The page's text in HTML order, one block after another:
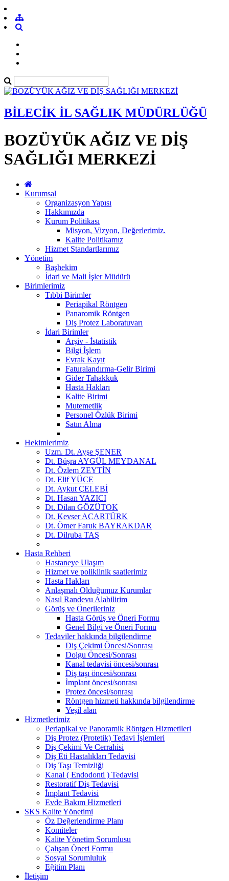
BİLECİK İL SAĞLIK MÜDÜRLÜĞÜ
BOZÜYÜK AĞIZ VE DİŞ
SAĞLIĞI MERKEZİ
Kurumsal
Organizasyon Yapısı
Hakkımızda
Kurum Politikası
Misyon, Vizyon, Değerlerimiz.
Kalite Politikamız
Hizmet Standartlarımız
Yönetim
Başhekim
İdari ve Mali İşler Müdürü
Birimlerimiz
Tıbbi Birimler
Periapikal Röntgen
Panaromik Röntgen
Diş Protez Laboratuvarı
İdari Birimler
Arşiv - İstatistik
Bilgi İşlem
Evrak Kayıt
Faturalandırma-Gelir Birimi
Gider Tahakkuk
Hasta Hakları
Kalite Birimi
Mutemetlik
Personel Özlük Birimi
Satın Alma
Hekimlerimiz
Uzm. Dt. Ayşe ŞENER
Dt. Büşra AYGÜL MEYDANAL
Dt. Özlem ZEYTİN
Dt. Elif YÜCE
Dt. Aykut ÇELEBİ
Dt. Hasan YAZICI
Dt. Dilan GÖZÜTOK
Dt. Kevser ACARTÜRK
Dt. Ömer Faruk BAYRAKDAR
Dt. Dilruba TAŞ
Hasta Rehberi
Hastaneye Ulaşım
Hizmet ve poliklinik saatlerimiz
Hasta Hakları
Anlaşmalı Olduğumuz Kurumlar
Nasıl Randevu Alabilirim
Görüş ve Önerileriniz
Hasta Görüş ve Öneri Formu
Genel Bilgi ve Öneri Formu
Tedaviler hakkında bilgilendirme
Diş Çekimi Öncesi/Sonrası
Dolgu Öncesi/Sonrası
Kanal tedavisi öncesi/sonrası
Diş taşı öncesi/sonrası
İmplant öncesi/sonrası
Protez öncesi/sonrası
Röntgen hizmeti hakkında bilgilendirme
Yeşil alan
Hizmetlerimiz
Periapikal ve Panoramik Röntgen Hizmetileri
Diş Protez (Protetik) Tedavi İşlemleri
Diş Çekimi Ve Cerrahisi
Diş Eti Hastalıkları Tedavisi
Diş Taşı Temizliği
Kanal ( Endodonti ) Tedavisi
Restoratif Diş Tedavisi
İmplant Tedavisi
Evde Bakım Hizmetleri
SKS Kalite Yönetimi
Öz Değerlendirme Planı
Komiteler
Kalite Yönetim Sorumlusu
Çalışan Öneri Formu
Sosyal Sorumluluk
Eğitim Planı
İletişim